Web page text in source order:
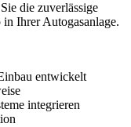
die zuverlässige
Ihrer Autogasanlage.
entwickelt
integrieren